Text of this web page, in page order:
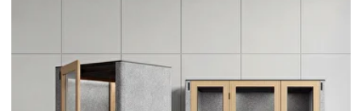
משך הפגישה הממוצע
זמן דוכן כולל בתקופה
ספירת הפעלות יומית